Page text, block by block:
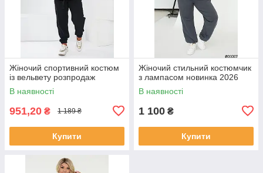
Жіночий спортивний костюм
із вельвету розпродаж
В наявності
951,20 ₴ 1 189 ₴
Купити
Жіночий стильний костюмчик
з лампасом новинка 2026
В наявності
1 100 ₴
Купити